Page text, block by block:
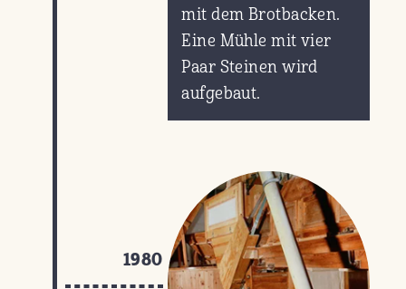
mit dem Brotbacken.
Eine Mühle mit vier
Paar Steinen wird
aufgebaut.
1980